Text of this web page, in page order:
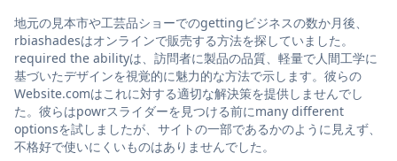
地元の見本市や工芸品ショーでのgettingビジネスの数か月後、
rbiashadesはオンラインで販売する方法を探していました。
required the abilityは、訪問者に製品の品質、軽量で人間工学に
基づいたデザインを視覚的に魅力的な方法で示します。彼らの
Website.comはこれに対する適切な解決策を提供しませんでし
た。彼らはpowrスライダーを見つける前にmany different
optionsを試しましたが、サイトの一部であるかのように見えず、
不格好で使いにくいものはありませんでした。